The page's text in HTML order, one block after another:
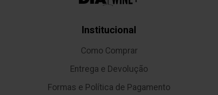
Institucional
Como Comprar
Entrega e Devolução
Formas e Política de Pagamento